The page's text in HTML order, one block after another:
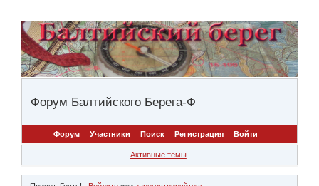
Форум Балтийского Берега-Ф
Форум Участники Поиск Регистрация Войти
Активные темы